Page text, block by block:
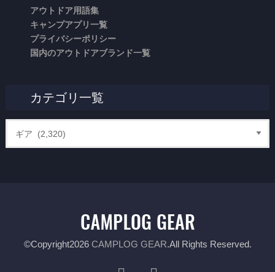
アウトドア用語集
キャンプアプリ一覧
プライバシーポリシー
国内のアウトドアブランド一覧
カテゴリ一覧
©Copyright2026 CAMPLOG GEAR.All Rights Reserved.